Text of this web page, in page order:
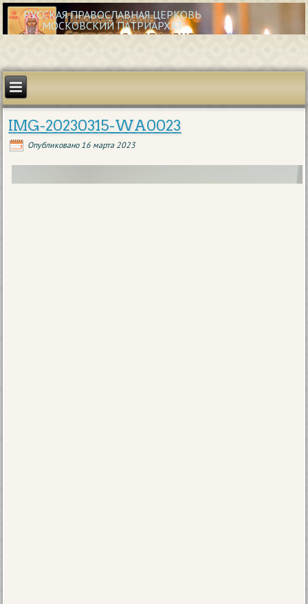
РУССКАЯ ПРАВОСЛАВНАЯ ЦЕРКОВЬ
МОСКОВСКИЙ ПАТРИАРХАТ
IMG-20230315-WA0023
Опубликовано 16 марта 2023